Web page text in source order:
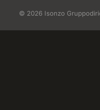
© 2026 Isonzo